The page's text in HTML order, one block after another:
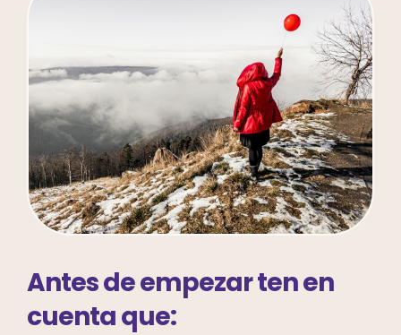
Antes de empezar ten en
cuentaque: